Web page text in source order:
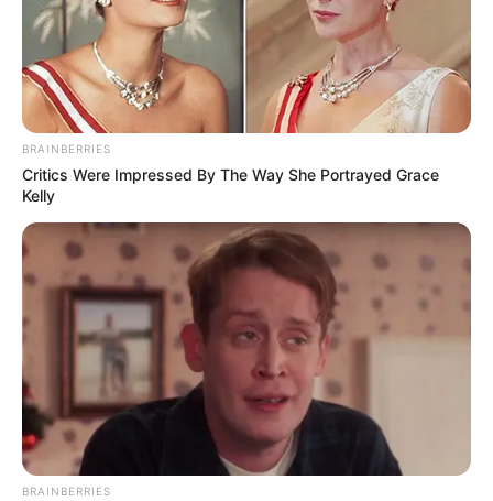
ΤΑ ΠΙΟ ΔΗΜΟΦΙΛΗ
BRAINBERRIES
Critics Were Impressed By The Way She Portrayed Grace
Kelly
BRAINBERRIES